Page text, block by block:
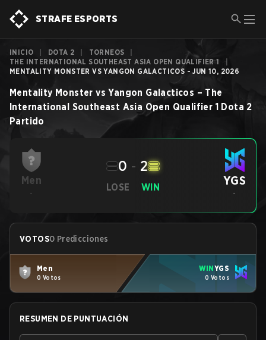
STRAFE ESPORTS
INICIO DOTA 2 TORNEOS
THE INTERNATIONAL SOUTHEAST ASIA OPEN QUALIFIER 1
MENTALITY MONSTER VS YANGON GALACTICOS - JUN 10, 2026
Mentality Monster vs Yangon Galacticos – The
International Southeast Asia Open Qualifier 1 Dota 2
Partido
Men
-
LOSE
0 - 2
WIN YGS
-
VOTOS0 Predicciones
Men
0 Votos
WINYGS
0 Votos
RESUMEN DE PUNTUACIÓN